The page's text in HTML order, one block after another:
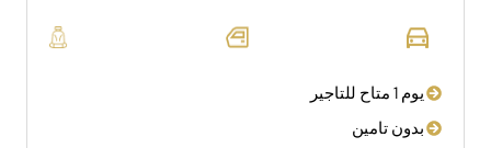
يوم 1 متاح للتاجير
بدون تامين